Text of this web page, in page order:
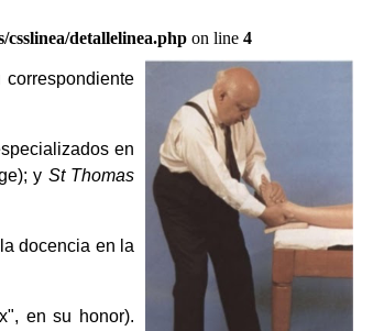
detallelinea.php on line 4
en
y St Thomas
docencia en la
en su honor).